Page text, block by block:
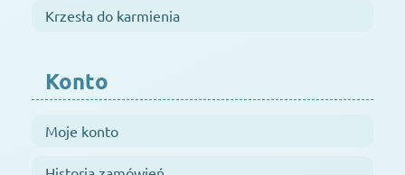
Krzesła do karmienia
Konto
Moje konto